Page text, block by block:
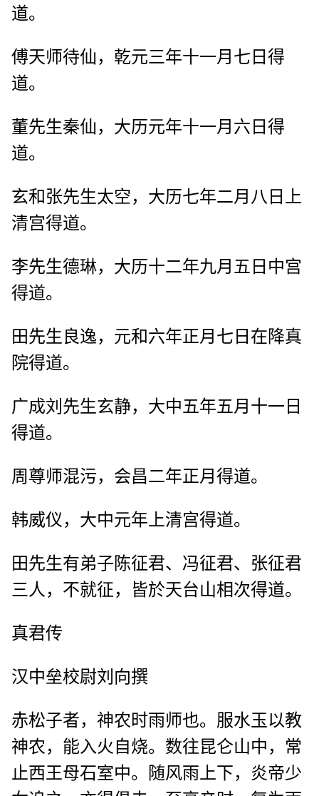
道。
傅天师待仙，乾元三年十一月七日得
道。
董先生秦仙，大历元年十一月六日得
道。
玄和张先生太空，大历七年二月八日上
清宫得道。
李先生德琳，大历十二年九月五日中宫
得道。
田先生良逸，元和六年正月七日在降真
院得道。
广成刘先生玄静，大中五年五月十一日
得道。
周尊师混污，会昌二年正月得道。
韩威仪，大中元年上清宫得道。
田先生有弟子陈征君、冯征君、张征君
三人，不就征，皆於天台山相次得道。
真君传
汉中垒校尉刘向撰
赤松子者，神农时雨师也。服水玉以教
神农，能入火自烧。数往昆仑山中，常
止西王母石室中。随风雨上下，炎帝少